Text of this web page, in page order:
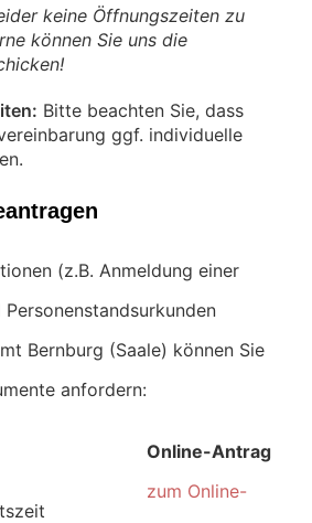
keine Öffnungszeiten zu
können Sie uns die
Bitte beachten Sie, dass
ggf. individuelle
(z.B. Anmeldung einer
Bernburg (Saale) können Sie
anfordern:
Online-Antrag
zum Online-